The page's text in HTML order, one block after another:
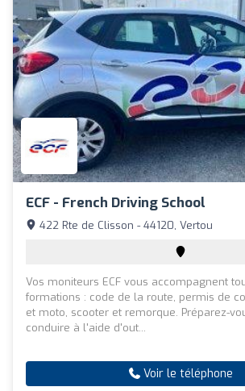
ECF - French Driving School
422 Rte de Clisson - 44120, Vertou
Vos moniteurs ECF vous accompagnent
formations : code de la route, permis de
et moto, scooter et remorque. Préparez-
conduire à l'aide d'out...
Voir le téléphone